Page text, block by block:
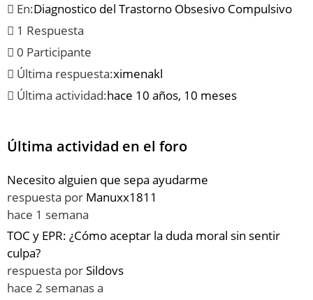
En:Diagnostico del Trastorno Obsesivo Compulsivo
1 Respuesta
0 Participante
Última respuesta:ximenakl
Última actividad:hace 10 años, 10 meses
Última actividad en el foro
Necesito alguien que sepa ayudarme
respuesta por Manuxx1811
hace 1 semana
TOC y EPR: ¿Cómo aceptar la duda moral sin sentir
culpa?
respuesta porSildovs
hace 2 semanas a